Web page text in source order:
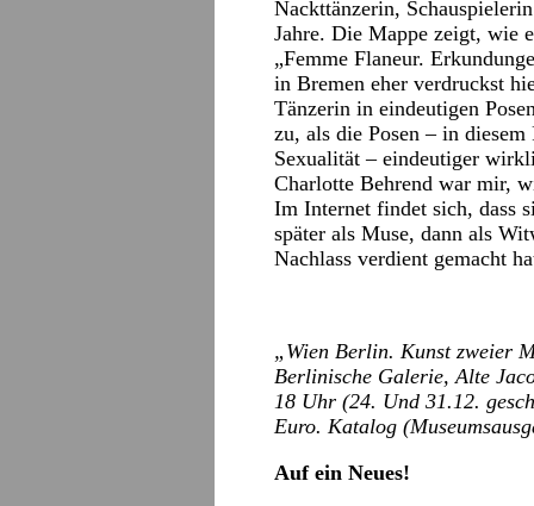
Nackttänzerin,
Jahre. Die Mappe zeigt, wie
„Femme Flaneur.
in Bremen eher verdruckst
Tänzerin in eindeutigen
zu, als die Posen – in
Sexualität – eindeutiger
Charlotte Behrend war mir,
Im Internet findet sich, dass
später als Muse, dann als
Nachlass verdient gemacht
„Wien Berlin. Kunst zweier
Berlinische Galerie, Alte
18 Uhr (24. Und 31.12.
Euro. Katalog
Auf ein Neues!